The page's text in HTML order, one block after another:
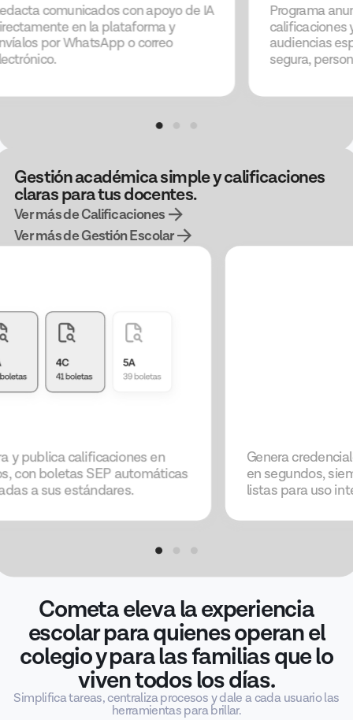
comunicados con apoyo de IA
en la plataforma y
por WhatsApp o correo
Programa
calificaciones
audiencias
segura,
Gestión académica simple y calificaciones
claras para tus docentes.
Ver más de Calificaciones
Ver más de Gestión Escolar
y publica calificaciones en
con boletas SEP automáticas
a sus estándares.
Genera
en segundos,
listas para uso
Cometa eleva la experiencia
escolar para quienes operan el
colegio y para las familias que lo
viven todos los días.
Simplifica tareas, centraliza procesos y dale a cada usuario las
herramientas para brillar.